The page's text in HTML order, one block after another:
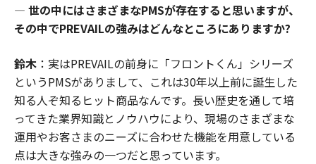
― 世の中にはさまざまなPMSが存在すると思いますが、
その中でPREVAILの強みはどんなところにありますか?
鈴木 ：実はPREVAILの前身に「フロントくん」シリーズ
というPMSがありまして、これは30年以上前に誕生した
知る人ぞ知るヒット商品なんです。長い歴史を通して培
ってきた業界知識とノウハウにより、現場のさまざまな
運用やお客さまのニーズに合わせた機能を用意している
点は大きな強みの一つだと思っています。